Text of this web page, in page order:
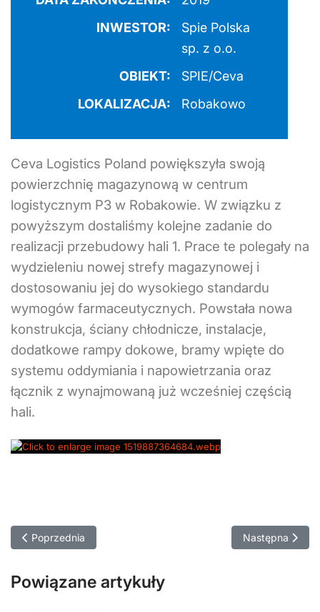
INWESTOR:
Spie Polska
sp. z o.o.
OBIEKT:
SPIE/Ceva
LOKALIZACJA:
Robakowo
Ceva Logistics Poland powiększyła swoją
powierzchnię magazynową w centrum
logistycznym P3 w Robakowie. W związku z
powyższym dostaliśmy kolejne zadanie do
realizacji przebudowy hali 1. Prace te polegały na
wydzieleniu nowej strefy magazynowej i
dostosowaniu jej do wysokiego standardu
wymogów farmaceutycznych. Powstała nowa
konstrukcja, ściany chłodnicze, instalacje,
dodatkowe rampy dokowe, bramy wpięte do
systemu oddymiania i napowietrzania oraz
łącznik z wynajmowaną już wcześniej częścią
hali.
Poprzednia strona: Przebudowa Hali 11
Poprzednia Następna
Następna
Powiązane artykuły